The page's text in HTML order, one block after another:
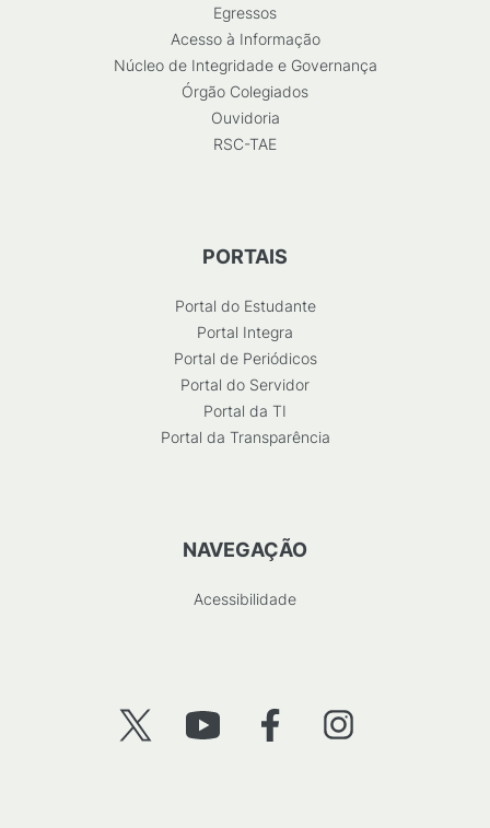
Egressos
Acesso à Informação
Núcleo de Integridade e Governança
Órgão Colegiados
Ouvidoria
RSC-TAE
PORTAIS
Portal do Estudante
Portal Integra
Portal de Periódicos
Portal do Servidor
Portal da TI
Portal da Transparência
NAVEGAÇÃO
Acessibilidade